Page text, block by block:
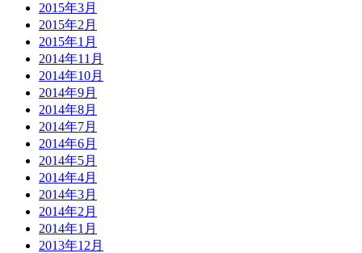
2015年3月
2015年2月
2015年1月
2014年11月
2014年10月
2014年9月
2014年8月
2014年7月
2014年6月
2014年5月
2014年4月
2014年3月
2014年2月
2014年1月
2013年12月